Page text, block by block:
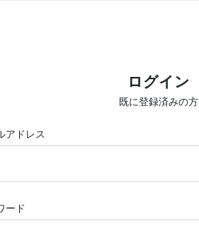
ログイン
既に登録済みの方
アドレス
ード